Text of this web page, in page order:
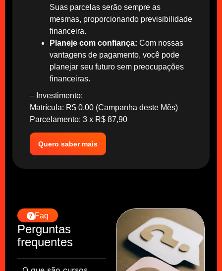
Suas parcelas serão sempre as
mesmas, proporcionando previsibilidade
financeira.
Planeje com confiança: Com nossas
vantagens de pagamento, você pode
planejar seu futuro sem preocupações
financeiras.
– Investimento:
Matrícula: R$ 0,00 (Campanha deste Mês)
Parcelamento: 3 x R$ 87,90
Quero saber mais
Faq
Perguntas
frequentes